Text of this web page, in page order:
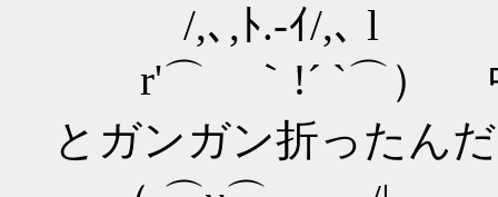
/,､,ﾄ.-ｲ/,､ l
r'⌒ ｀!´ `⌒） 中
とガンガン折った